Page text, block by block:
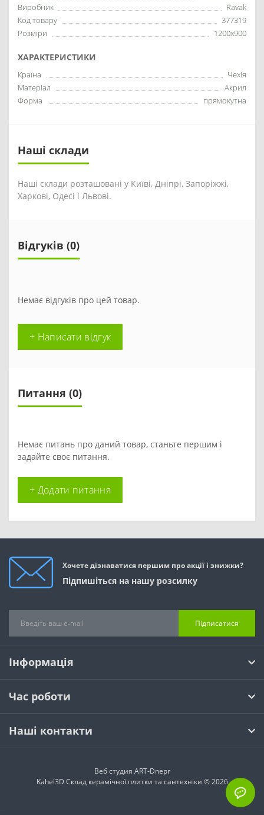
Виробник
Ravak
Код товару
377319
Розміри
1200x900
ХАРАКТЕРИСТИКИ
Країна
Чехія
Матеріал
Акрил
Форма
прямокутна
Наші склади
Наші склади розташовані у Київі, Дніпрі, Запоріжжі,
Харкові, Одесі і Львові.
Відгуків (0)
Немає відгуків про цей товар.
+ Написати відгук
Питання (0)
Немає питань про даний товар, станьте першим і
задайте своє питання.
+ Додати питання
Хочете дізнаватися першим про акції і знижки?
Підпишіться на нашу розсилку
Підписатися
Інформація
Час роботи
Наші контакти
Веб студия ART-Dnepr
Kahel3D Склад керамічної плитки та сантехніки © 2026